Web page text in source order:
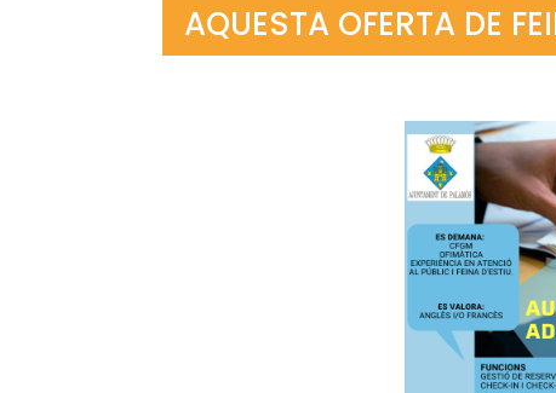
AQUESTA OFERTA DE